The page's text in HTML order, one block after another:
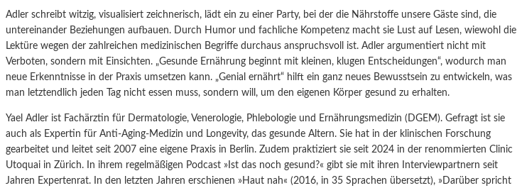
Adler schreibt witzig, visualisiert zeichnerisch, lädt ein zu einer Party, bei der die Nährstoffe unsere Gäste sind, die
untereinander Beziehungen aufbauen. Durch Humor und fachliche Kompetenz macht sie Lust auf Lesen, wiewohl die
Lektüre wegen der zahlreichen medizinischen Begriffe durchaus anspruchsvoll ist. Adler argumentiert nicht mit
Verboten, sondern mit Einsichten. „Gesunde Ernährung beginnt mit kleinen, klugen Entscheidungen“, wodurch man
neue Erkenntnisse in der Praxis umsetzen kann. „Genial ernährt“ hilft ein ganz neues Bewusstsein zu entwickeln, was
man letztendlich jeden Tag nicht essen muss, sondern will, um den eigenen Körper gesund zu erhalten.
Yael Adler ist Fachärztin für Dermatologie, Venerologie, Phlebologie und Ernährungsmedizin (DGEM). Gefragt ist sie
auch als Expertin für Anti-Aging-Medizin und Longevity, das gesunde Altern. Sie hat in der klinischen Forschung
gearbeitet und leitet seit 2007 eine eigene Praxis in Berlin. Zudem praktiziert sie seit 2024 in der renommierten Clinic
Utoquai in Zürich. In ihrem regelmäßigen Podcast »Ist das noch gesund?« gibt sie mit ihren Interviewpartnern seit
Jahren Expertenrat. In den letzten Jahren erschienen »Haut nah« (2016, in 35 Sprachen übersetzt), »Darüber spricht